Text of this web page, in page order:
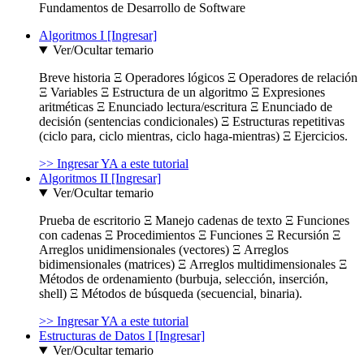
Fundamentos de Desarrollo de Software
Algoritmos I [Ingresar]
Ver/Ocultar temario
Breve historia Ξ Operadores lógicos Ξ Operadores de relación
Ξ Variables Ξ Estructura de un algoritmo Ξ Expresiones
aritméticas Ξ Enunciado lectura/escritura Ξ Enunciado de
decisión (sentencias condicionales) Ξ Estructuras repetitivas
(ciclo para, ciclo mientras, ciclo haga-mientras) Ξ Ejercicios.
>> Ingresar YA a este tutorial
Algoritmos II [Ingresar]
Ver/Ocultar temario
Prueba de escritorio Ξ Manejo cadenas de texto Ξ Funciones
con cadenas Ξ Procedimientos Ξ Funciones Ξ Recursión Ξ
Arreglos unidimensionales (vectores) Ξ Arreglos
bidimensionales (matrices) Ξ Arreglos multidimensionales Ξ
Métodos de ordenamiento (burbuja, selección, inserción,
shell) Ξ Métodos de búsqueda (secuencial, binaria).
>> Ingresar YA a este tutorial
Estructuras de Datos I [Ingresar]
Ver/Ocultar temario